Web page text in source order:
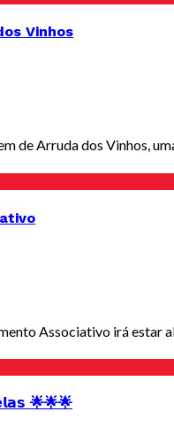
Vinhos
de Arruda dos Vinhos,
Associativo irá estar
🌟🌟🌟